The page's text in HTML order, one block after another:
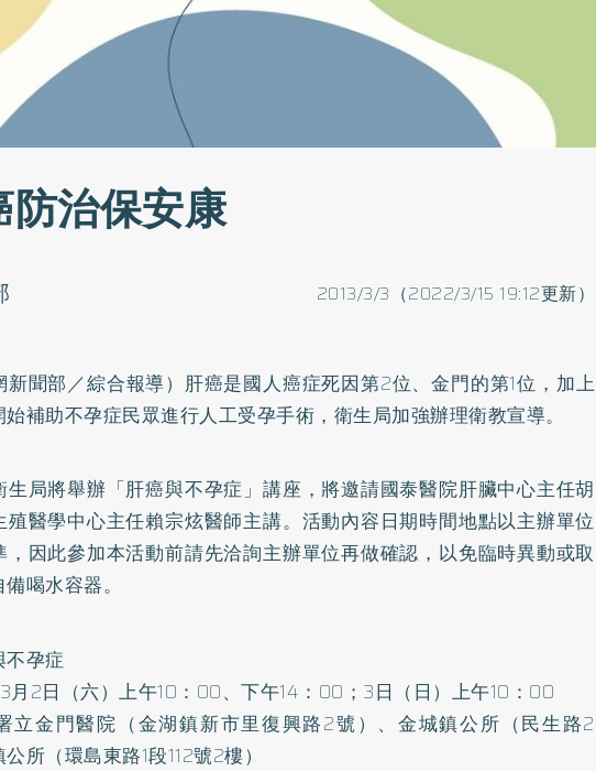
治保安康
2013/3/3（2022/3/15 19:12更新）
新聞部／綜合報導）肝癌是國人癌症死因第2位、金門的第1位，加上
補助不孕症民眾進行人工受孕手術，衛生局加強辦理衛教宣導。
生局將舉辦「肝癌與不孕症」講座，將邀請國泰醫院肝臟中心主任胡
殖醫學中心主任賴宗炫醫師主講。活動內容日期時間地點以主辦單位
，因此參加本活動前請先洽詢主辦單位再做確認，以免臨時異動或取
喝水容器。
不孕症
月2日（六）上午10：00、下午14：00；3日（日）上午10：00
立金門醫院（金湖鎮新市里復興路2號）、金城鎮公所（民生路2
所（環島東路1段112號2樓）